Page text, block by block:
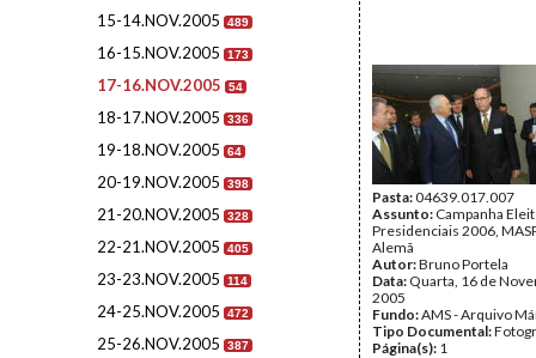
15-14.NOV.2005 489
16-15.NOV.2005 173
17-16.NOV.2005 54
18-17.NOV.2005 336
19-18.NOV.2005 64
20-19.NOV.2005 398
21-20.NOV.2005 328
22-21.NOV.2005 405
23-23.NOV.2005 114
24-25.NOV.2005 472
25-26.NOV.2005 387
Pasta:04639.017.007
Assunto: Campanha
Presidenciais 2006,
Alemã
Autor:Bruno Portela
Data: Quarta, 16 de
2005
Fundo:AMS - Arquivo
Tipo Documental:
Página(s): 1